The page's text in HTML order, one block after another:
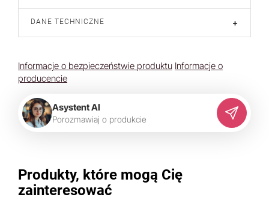
DANE TECHNICZNE +
Informacje o bezpieczeństwie produktu Informacje o
producencie
Asystent AI
Porozmawiaj o produkcie
Produkty, które mogą Cię
zainteresować